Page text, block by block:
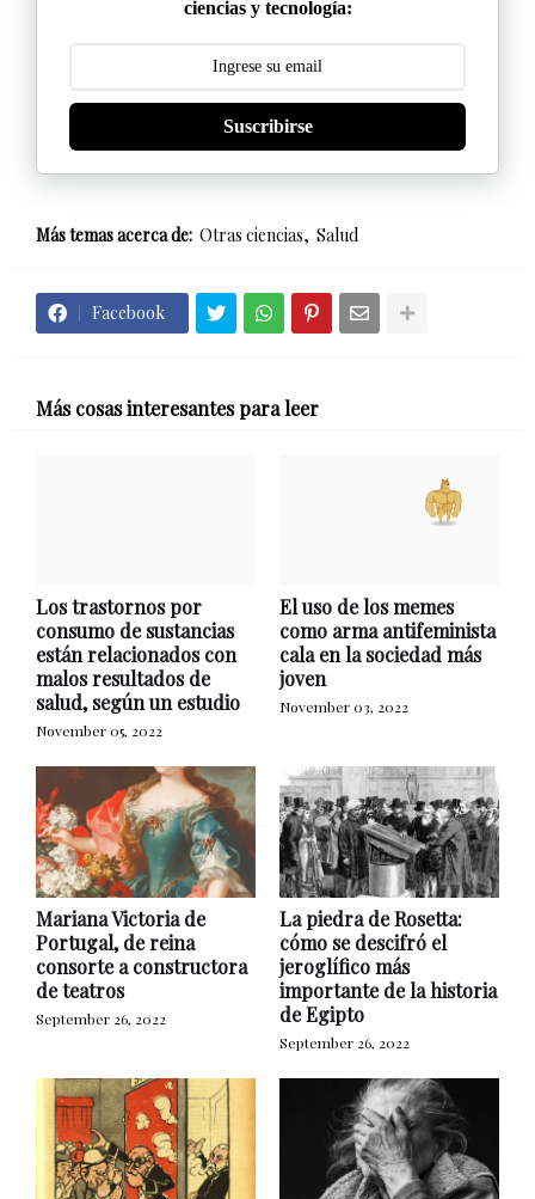
ciencias y tecnología:
Suscribirse
Más temas acerca de: Otras ciencias Salud
Facebook
Más cosas interesantes para leer
Los trastornos por
consumo de sustancias
están relacionados con
malos resultados de
salud, según un estudio
November 05, 2022
El uso de los memes
como arma antifeminista
cala en la sociedad más
joven
November 03, 2022
Mariana Victoria de
Portugal, de reina
consorte a constructora
de teatros
September 26, 2022
La piedra de Rosetta:
cómo se descifró el
jeroglífico más
importante de la historia
de Egipto
September 26, 2022